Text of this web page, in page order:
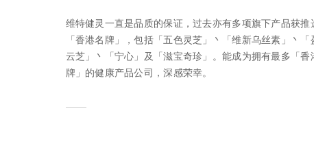
维特健灵一直是品质的保证，过去亦有多项旗下产品获推
「香港名牌」，包括「五色灵芝」丶「维新乌丝素」丶「
云芝」丶「宁心」及「滋宝奇珍」。能成为拥有最多「香
牌」的健康产品公司，深感荣幸。